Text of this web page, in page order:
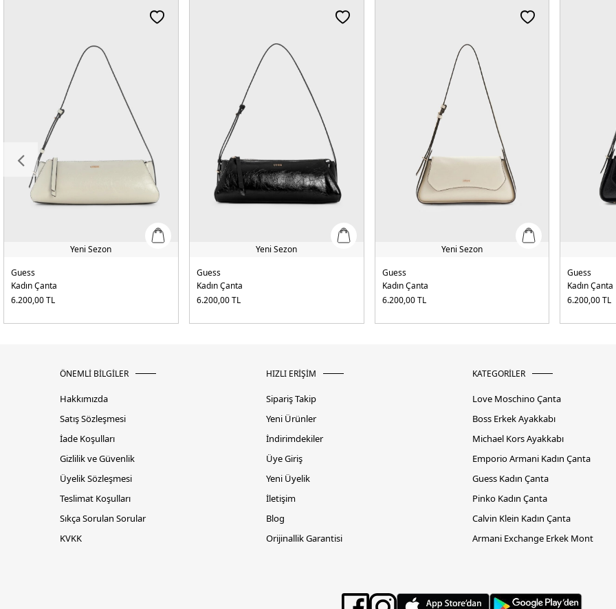
Yeni Sezon
Guess
Kadın Çanta
6.200,00TL
Yeni Sezon
Guess
Kadın Çanta
6.200,00TL
Yeni Sezon
Guess
Kadın Çanta
6.200,00TL
Guess
Kadın Çanta
6.200,00TL
ÖNEMLİ BİLGİLER
Hakkımızda
Satış Sözleşmesi
İade Koşulları
Gizlilik ve Güvenlik
Üyelik Sözleşmesi
Teslimat Koşulları
Sıkça Sorulan Sorular
KVKK
HIZLI ERİŞİM
Sipariş Takip
Yeni Ürünler
İndirimdekiler
Üye Giriş
Yeni Üyelik
İletişim
Blog
Orijinallik Garantisi
KATEGORİLER
Love Moschino Çanta
Boss Erkek Ayakkabı
Michael Kors Ayakkabı
Emporio Armani Kadın Çanta
Guess Kadın Çanta
Pinko Kadın Çanta
Calvin Klein Kadın Çanta
Armani Exchange Erkek Mont